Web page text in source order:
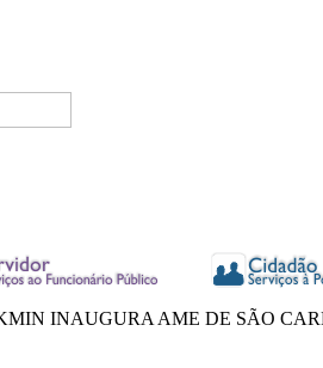
INAUGURA AME DE SÃO